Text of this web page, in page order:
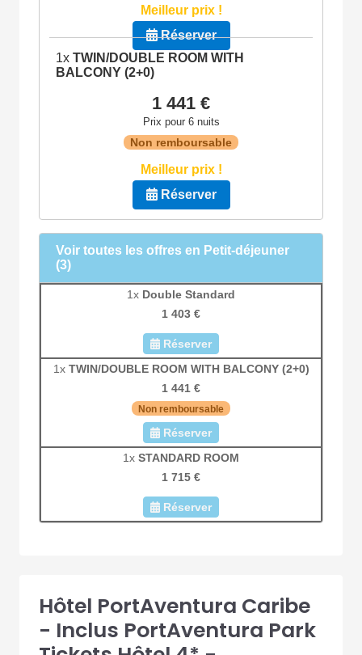
Meilleur prix !
Réserver
1x TWIN/DOUBLE ROOM WITH
BALCONY (2+0)
1 441 €
Prix pour 6 nuits
Non remboursable
Meilleur prix !
Réserver
Voir toutes les offres en Petit-déjeuner
(3)
1x Double Standard
1 403 €
Réserver
1x TWIN/DOUBLE ROOM WITH BALCONY (2+0)
1 441 €
Non remboursable
Réserver
1x STANDARD ROOM
1 715 €
Réserver
Hôtel PortAventura Caribe
- Inclus PortAventura Park